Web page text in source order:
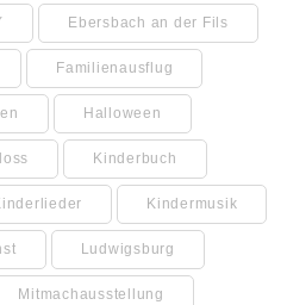
Ebersbach an der Fils
Familienausflug
Halloween
Kinderbuch
Kindermusik
Ludwigsburg
Mitmachausstellung